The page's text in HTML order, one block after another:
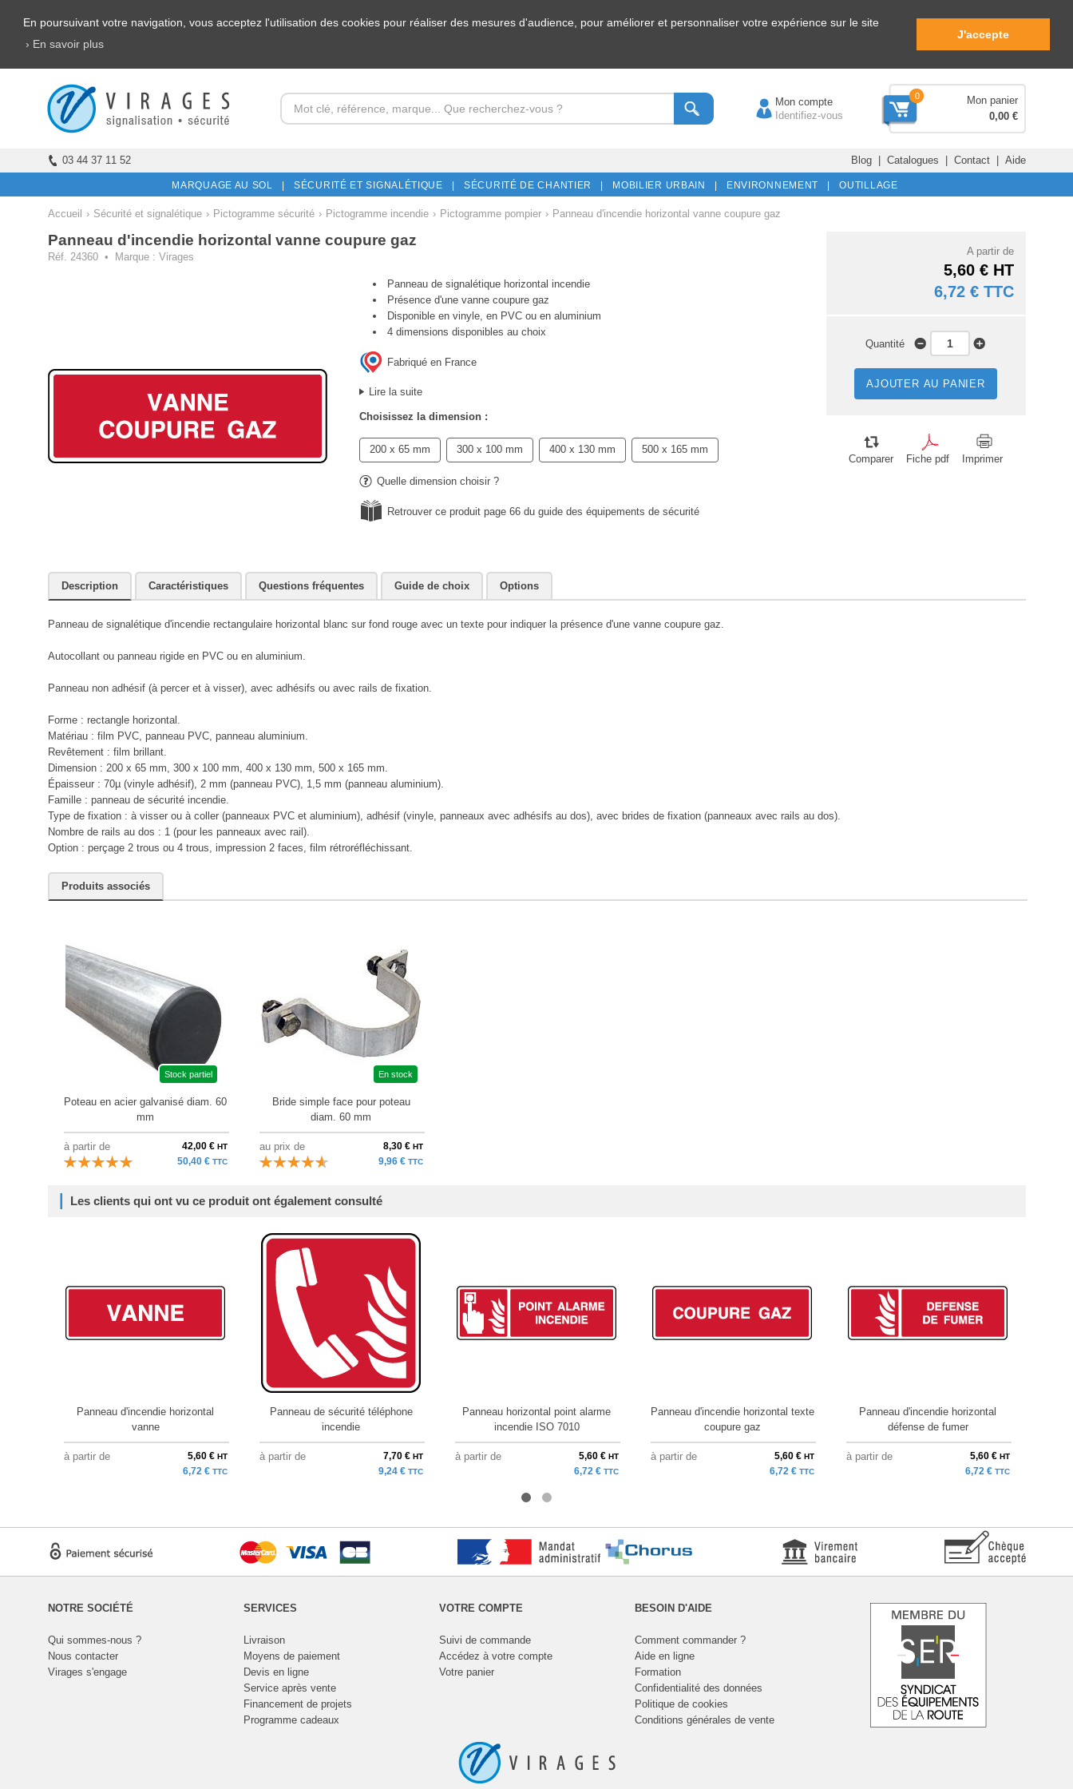
En poursuivant votre navigation, vous acceptez l'utilisation des cookies pour réaliser des mesures d'audience, pour améliorer et personnaliser votre expérience sur le site
› En savoir plus
J'accepte
Mon compte
Identifiez-vous
0
Mon panier
0,00 €
03 44 37 11 52 Blog| Catalogues | Contact| Aide
MARQUAGE AU SOL | SÉCURITÉ ET SIGNALÉTIQUE | SÉCURITÉ DE CHANTIER | MOBILIER URBAIN | ENVIRONNEMENT | OUTILLAGE
Accueil › Sécurité et signalétique › Pictogramme sécurité › Pictogramme incendie › Pictogramme pompier › Panneau d'incendie horizontal vanne coupure gaz
Panneau d'incendie horizontal vanne coupure gaz
Réf. 24360 • Marque : Virages
Panneau de signalétique horizontal incendie
Présence d'une vanne coupure gaz
Disponible en vinyle, en PVC ou en aluminium
4 dimensions disponibles au choix
Fabriqué en France
Lire la suite
Choisissez la dimension :
200 x 65 mm 300 x 100 mm 400 x 130 mm 500 x 165 mm
Quelle dimension choisir ?
Retrouver ce produit page 66 du guide des équipements de sécurité
A partir de
5,60 € HT
6,72 € TTC
Quantité
AJOUTER AU PANIER
Comparer Fiche pdf Imprimer
Description Caractéristiques Questions fréquentes Guide de choix Options
Panneau de signalétique d'incendie rectangulaire horizontal blanc sur fond rouge avec un texte pour indiquer la présence d'une vanne coupure gaz.
Autocollant ou panneau rigide en PVC ou en aluminium.
Panneau non adhésif (à percer et à visser), avec adhésifs ou avec rails de fixation.
Forme : rectangle horizontal.
Matériau : film PVC, panneau PVC, panneau aluminium.
Revêtement : film brillant.
Dimension : 200 x 65 mm, 300 x 100 mm, 400 x 130 mm, 500 x 165 mm.
Épaisseur : 70µ (vinyle adhésif), 2 mm (panneau PVC), 1,5 mm (panneau aluminium).
Famille : panneau de sécurité incendie.
Type de fixation : à visser ou à coller (panneaux PVC et aluminium), adhésif (vinyle, panneaux avec adhésifs au dos), avec brides de fixation (panneaux avec rails au dos).
Nombre de rails au dos : 1 (pour les panneaux avec rail).
Option : perçage 2 trous ou 4 trous, impression 2 faces, film rétroréfléchissant.
Produits associés
Stock partiel
Poteau en acier galvanisé diam. 60
mm
à partir de 42,00 € HT
50,40 € TTC
En stock
Bride simple face pour poteau
diam. 60 mm
au prix de 8,30 € HT
9,96 € TTC
Les clients qui ont vu ce produit ont également consulté
Panneau d'incendie horizontal
vanne
à partir de 5,60 € HT
6,72 € TTC
Panneau de sécurité téléphone
incendie
à partir de 7,70 € HT
9,24 € TTC
Panneau horizontal point alarme
incendie ISO 7010
à partir de 5,60 € HT
6,72 € TTC
Panneau d'incendie horizontal texte
coupure gaz
à partir de 5,60 € HT
6,72 € TTC
Panneau d'incendie horizontal
défense de fumer
à partir de 5,60 € HT
6,72 € TTC
NOTRE SOCIÉTÉ
Qui sommes-nous ?
Nous contacter
Virages s'engage
SERVICES
Livraison
Moyens de paiement
Devis en ligne
Service après vente
Financement de projets
Programme cadeaux
VOTRE COMPTE
Suivi de commande
Accédez à votre compte
Votre panier
BESOIN D'AIDE
Comment commander ?
Aide en ligne
Formation
Confidentialité des données
Politique de cookies
Conditions générales de vente